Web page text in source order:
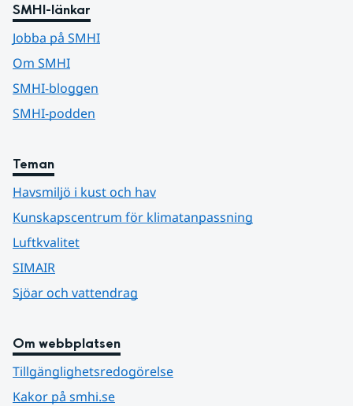
SMHI-länkar
Jobba på SMHI
Om SMHI
SMHI-bloggen
SMHI-podden
Teman
Havsmiljö i kust och hav
Kunskapscentrum för klimatanpassning
Luftkvalitet
SIMAIR
Sjöar och vattendrag
Om webbplatsen
Tillgänglighetsredogörelse
Kakor på smhi.se